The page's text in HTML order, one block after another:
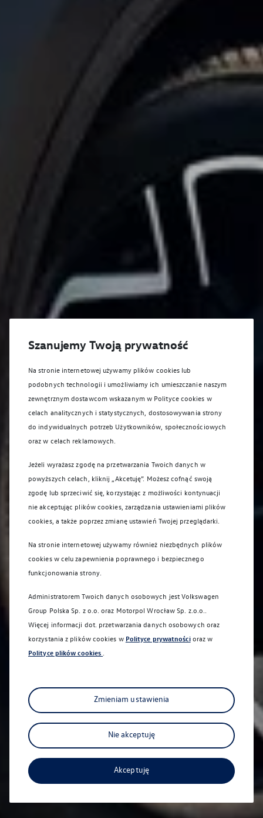
Szanujemy Twoją prywatność
Na stronie internetowej używamy plików cookies lub
podobnych technologii i umożliwiamy ich umieszczanie naszym
zewnętrznym dostawcom wskazanym w Polityce cookies w
celach analitycznych i statystycznych, dostosowywania strony
do indywidualnych potrzeb Użytkowników, społecznościowych
oraz w celach reklamowych.
Jeżeli wyrażasz zgodę na przetwarzania Twoich danych w
powyższych celach, kliknij „Akcetuję”. Możesz cofnąć swoją
zgodę lub sprzeciwić się, korzystając z możliwości kontynuacji
nie akceptując plików cookies, zarządzania ustawieniami plików
cookies, a także poprzez zmianę ustawień Twojej przeglądarki.
Na stronie internetowej używamy również niezbędnych plików
cookies w celu zapewnienia poprawnego i bezpiecznego
funkcjonowania strony.
Administratorem Twoich danych osobowych jest Volkswagen
Group Polska Sp. z o.o. oraz Motorpol Wrocław Sp. z.o.o..
Więcej informacji dot. przetwarzania danych osobowych oraz
korzystania z plików cookies w Polityce prywatnościoraz w
Polityce plików cookies .
Zmieniam ustawienia
Nie akceptuję
Akceptuję